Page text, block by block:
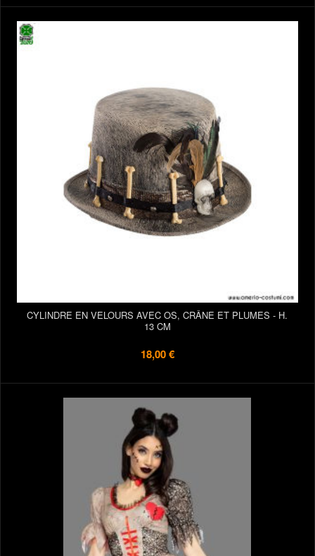
CYLINDRE EN VELOURS AVEC OS, CRÂNE ET PLUMES - H.
13 CM
18,00 €